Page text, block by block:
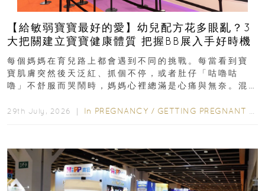
【給敏弱寶寶最好的愛】幼兒配方花多眼亂？3
大把關建立寶寶健康體質 把握BB展入手好時機
每個媽媽在育兒路上都會遇到不同的挑戰。每當看到寶
寶肌膚突然後天泛紅、抓個不停，或者肚仔「咕嚕咕
嚕」不舒服而哭鬧時，媽媽心裡總滿是心痛與無奈。混
29th July, 2026 ｜ In PREGNANCY / GETTING PREGNANT